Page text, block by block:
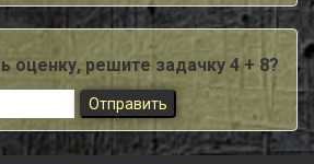
оценку, решите задачку 4 + 8?